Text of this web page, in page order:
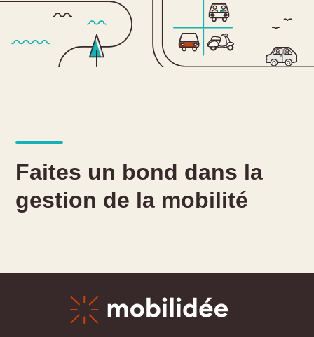
Faites un bond dans la
gestion de la mobilité